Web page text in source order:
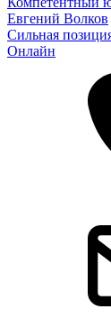
Евгений Волков
Сильная
Онлайн